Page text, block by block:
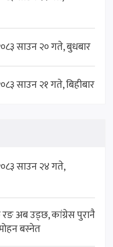
साउन २० गते, बुधबार
साउन २१ गते, बिहीबार
साउन २४ गते,
अब उड्छ, कांग्रेस पुरानै
बस्नेत